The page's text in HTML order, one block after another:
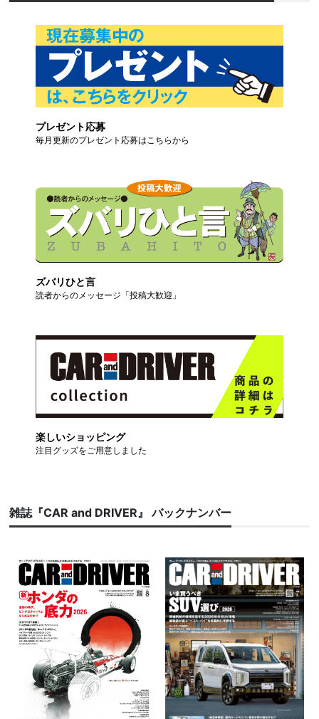
プレゼント応募
毎月更新のプレゼント応募はこちらから
ズバリひと言
読者からのメッセージ「投稿大歓迎」
楽しいショッピング
注目グッズをご用意しました
雑誌『CAR and DRIVER』 バックナンバー